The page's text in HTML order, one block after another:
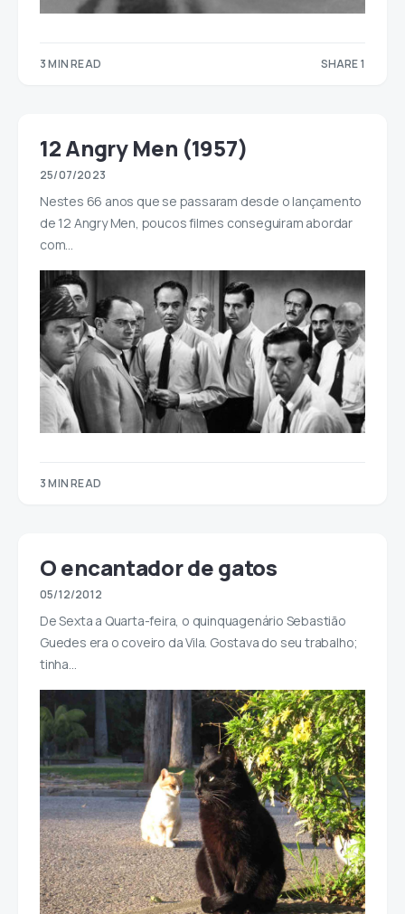
3 MIN READ SHARE 1
12 Angry Men (1957)
25/07/2023
Nestes 66 anos que se passaram desde o lançamento
de 12 Angry Men, poucos filmes conseguiram abordar
com…
3 MIN READ
O encantador de gatos
05/12/2012
De Sexta a Quarta-feira, o quinquagenário Sebastião
Guedes era o coveiro da Vila. Gostava do seu trabalho;
tinha…